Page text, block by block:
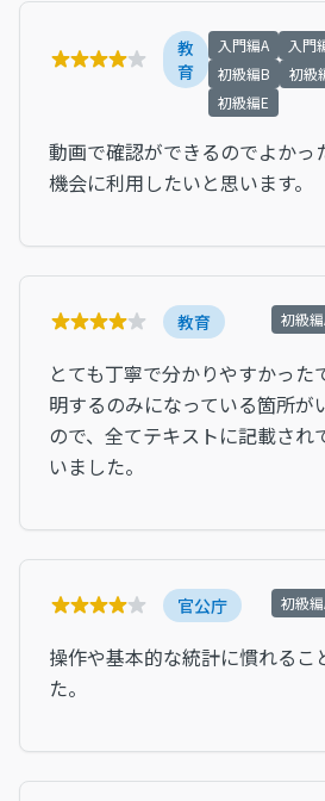
教
育
入門編A 入門
初級編B
初級
初級編E
動画で確認ができるのでよかっ
機会に利用したいと思います。
教育 初級
とても丁寧で分かりやすかった
明するのみになっている箇所が
ので、全てテキストに記載され
いました。
官公庁 初級
操作や基本的な統計に慣れるこ
た。